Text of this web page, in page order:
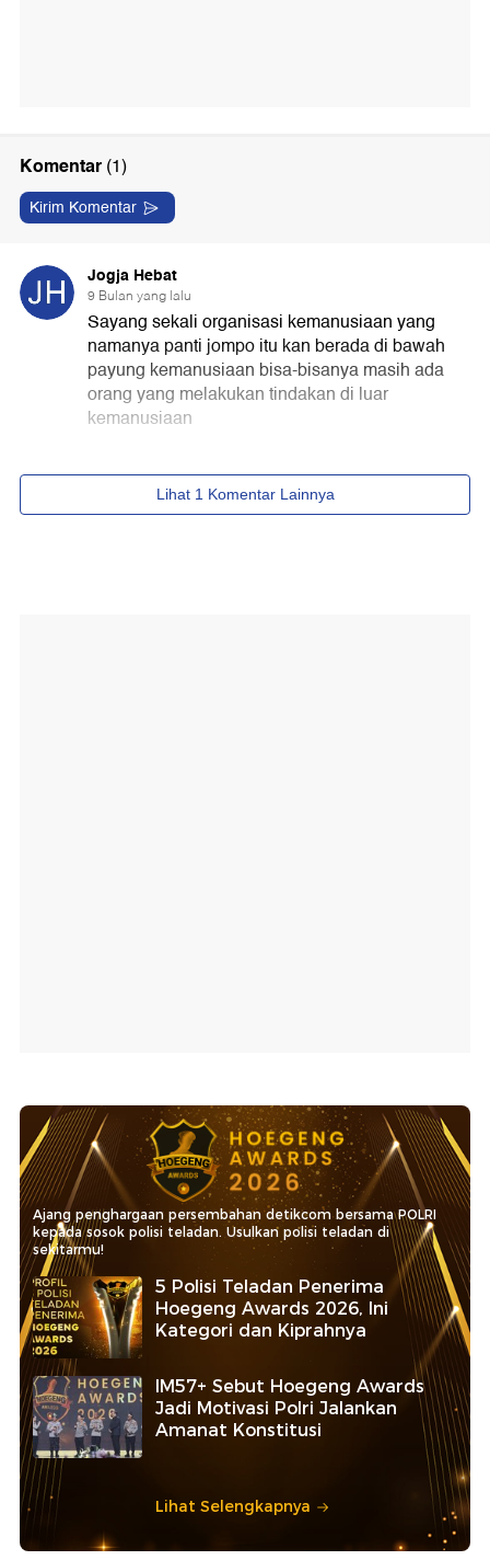
Ajang penghargaan persembahan detikcom bersama POLRI
kepada sosok polisi teladan. Usulkan polisi teladan di
sekitarmu!
5 Polisi Teladan Penerima
Hoegeng Awards 2026, Ini
Kategori dan Kiprahnya
IM57+ Sebut Hoegeng Awards
Jadi Motivasi Polri Jalankan
Amanat Konstitusi
Lihat Selengkapnya